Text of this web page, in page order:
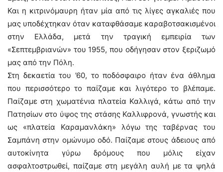
Και η κιτρινόμαυρη ήταν μία από τις λίγες αγκαλιές που
μας υποδέχτηκαν όταν καταφθάσαμε καραβοτσακισμένοι
στην Ελλάδα, μετά την τραγική εμπειρία των
«Σεπτεμβριανών» του 1955, που οδήγησαν στον ξεριζωμό
μας από την Πόλη.
Στη δεκαετία του ’60, το ποδόσφαιρο ήταν ένα άθλημα
που περισσότερο το παίζαμε και λιγότερο το βλέπαμε.
Παίζαμε στη χωματένια πλατεία Καλλιγά, κάτω από την
Πατησίων στο ύψος της στάσης Καλλιφρονά, γνωστής και
ως «πλατεία Καραμανλάκη» λόγω της ταβέρνας του
Σαμπάνη στην ομώνυμο οδό. Παίζαμε στους άδειους από
αυτοκίνητα γύρω δρόμους που μόλις είχαν
ασφαλτοστρωθεί, παίζαμε στη μεγάλη αυλή με τα ψηλά